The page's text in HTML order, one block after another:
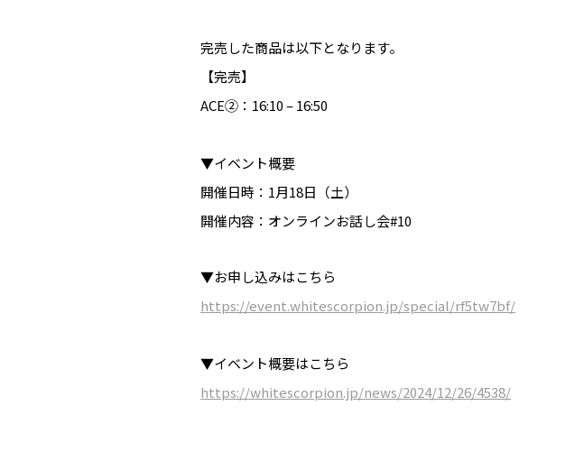
完売した商品は以下となります。
【完売】
ACE②：16:10 – 16:50
▼イベント概要
開催日時：1月18日（土）
開催内容：オンラインお話し会#10
▼お申し込みはこちら
https://event.whitescorpion.jp/special/rf5tw7bf/
▼イベント概要はこちら
https://whitescorpion.jp/news/2024/12/26/4538/